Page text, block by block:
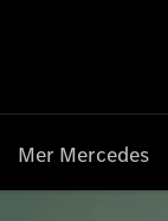
Mer Mercedes